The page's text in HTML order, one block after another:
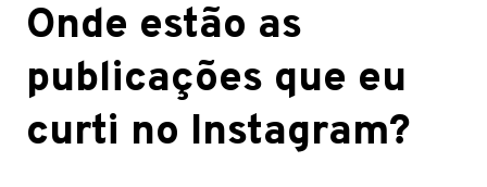
Onde estão as
publicações que eu
curti no Instagram?